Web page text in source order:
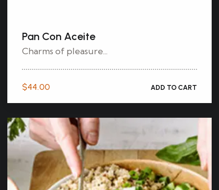
Pan Con Aceite
Charms of pleasure...
$44.00 ADD TO CART